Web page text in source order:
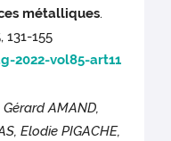
métalliques.
155
2022-vol85-art11
AMAND,
Elodie PIGACHE,